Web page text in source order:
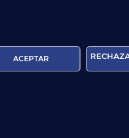
Del Carnet Oficial
Servicios Aeroportuarios.
Facturación De Vuelo Y
Y El Embarque Y
Mercancías De Carga
ACEPTAR